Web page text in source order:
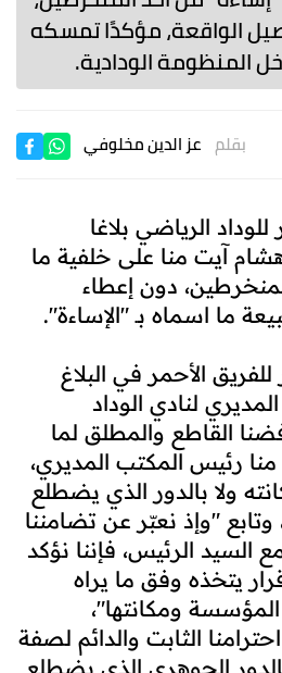
الواقعة، مؤكدًا تمسكه
المنظومة الودادية.
بقلم عز الدين مخلوفي
الرياضي بلاغا
آيت منا على خلفية ما
دون إعطاء
ما اسماه بـ "الإساءة".
الأحمر في البلاغ
لنادي الوداد
القاطع والمطلق لما
رئيس المكتب المديري،
ولا بالدور الذي يضطلع
"وإذ نعبّر عن تضامننا
السيد الرئيس، فإننا نؤكد
يتخذه وفق ما يراه
ومكانتها"،
الثابت والدائم لصفة
الجوهري الذي يضطلع